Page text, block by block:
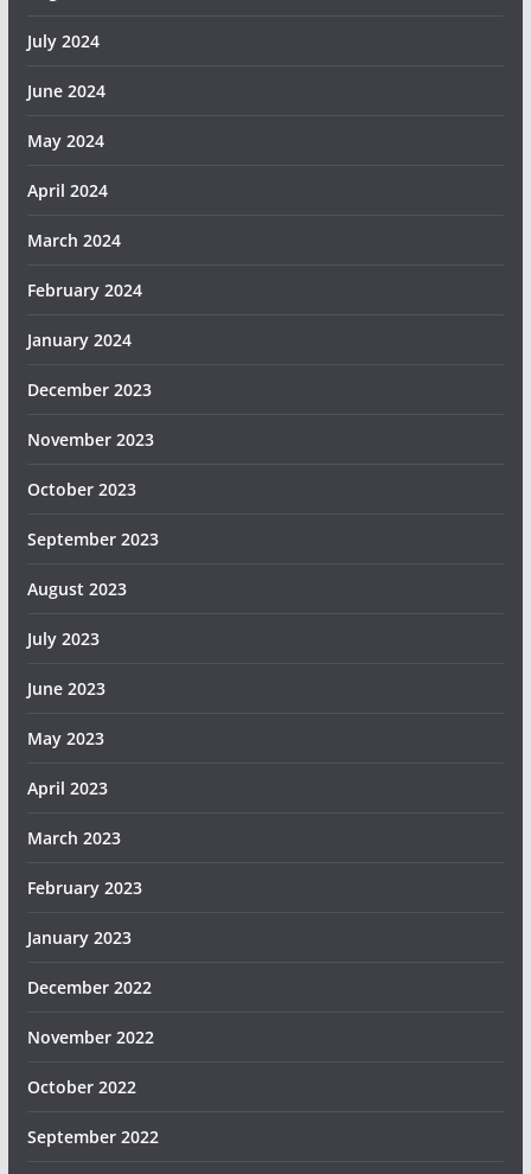
July 2024
June 2024
May 2024
April 2024
March 2024
February 2024
January 2024
December 2023
November 2023
October 2023
September 2023
August 2023
July 2023
June 2023
May 2023
April 2023
March 2023
February 2023
January 2023
December 2022
November 2022
October 2022
September 2022